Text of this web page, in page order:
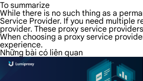
To summarize
While there is no such thing as a
Service Provider. If you need multiple
provider. These proxy service
When choosing a proxy service
experience.
Những bài có liên quan